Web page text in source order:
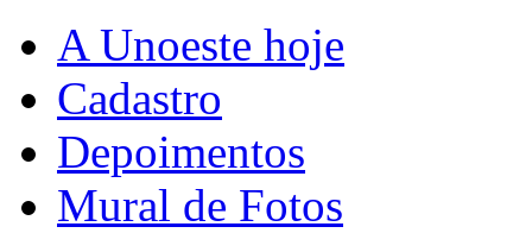
A Unoeste hoje
Cadastro
Depoimentos
Mural de Fotos